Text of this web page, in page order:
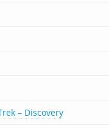
– Discovery